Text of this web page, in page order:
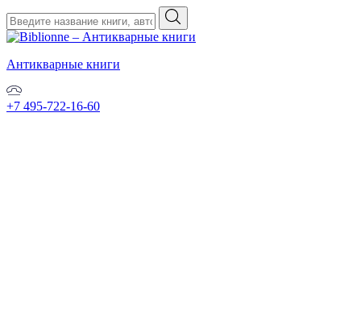
Антикварные книги
+7 495-722-16-60